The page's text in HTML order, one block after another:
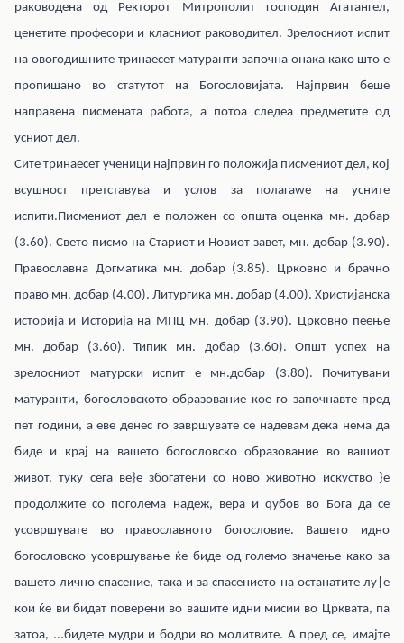
раководена од Ректорот Митрополит господин Агатангел,
ценетите професори и класниот раководител. Зрелосниот испит
на овогодишните тринаесет матуранти започна онака како што е
пропишано во статутот на Богословијата. Најпрвин беше
направена писмената работа, а потоа следеа предметите од
усниот дел.
Сите тринаесет ученици најпрвин го положија писмениот дел, кој
всушност претставува и услов за полагаwе на усните
испити.Писмениот дел е положен со општа оценка мн. добар
(3.60). Свето писмо на Стариот и Новиот завет, мн. добар (3.90).
Православна Догматика мн. добар (3.85). Црковно и брачно
право мн. добар (4.00). Литургика мн. добар (4.00). Христијанска
историја и Историја на МПЦ мн. добар (3.90). Црковно пеење
мн. добар (3.60). Типик мн. добар (3.60). Општ успех на
зрелосниот матурски испит е мн.добар (3.80). Почитувани
матуранти, богословското образование кое го започнавте пред
пет години, а еве денес го завршувате се надевам дека нема да
биде и крај на вашето богословско образование во вашиот
живот, туку сега ве}е збогатени со ново животно искуство }е
продолжите со поголема надеж, вера и qубов во Бога да се
усовршувате во православното богословие. Вашето идно
богословско усовршување ќе биде од големо значење како за
вашето лично спасение, така и за спасението на останатите лу|е
кои ќе ви бидат поверени во вашите идни мисии во Црквата, па
затоа, ...бидете мудри и бодри во молитвите. А пред се, имајте